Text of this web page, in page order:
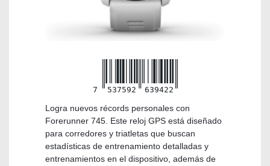
7 537592 639422
Logra nuevos récords personales con
Forerunner 745. Este reloj GPS está diseñado
para corredores y triatletas que buscan
estadísticas de entrenamiento detalladas y
entrenamientos en el dispositivo, además de